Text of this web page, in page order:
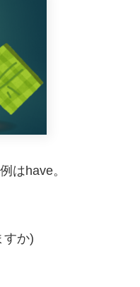
はhave。
すか)